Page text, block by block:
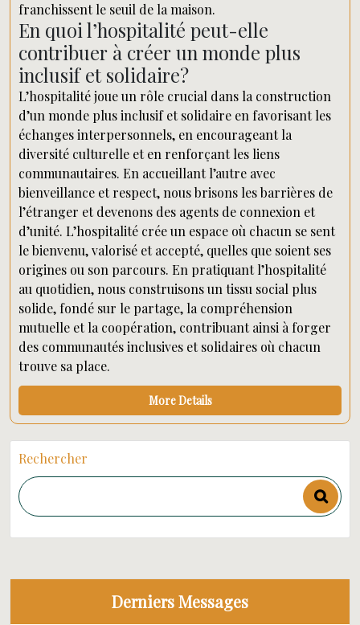
franchissent le seuil de la maison.
En quoi l’hospitalité peut-elle
contribuer à créer un monde plus
inclusif et solidaire?
L’hospitalité joue un rôle crucial dans la construction
d’un monde plus inclusif et solidaire en favorisant les
échanges interpersonnels, en encourageant la
diversité culturelle et en renforçant les liens
communautaires. En accueillant l’autre avec
bienveillance et respect, nous brisons les barrières de
l’étranger et devenons des agents de connexion et
d’unité. L’hospitalité crée un espace où chacun se sent
le bienvenu, valorisé et accepté, quelles que soient ses
origines ou son parcours. En pratiquant l’hospitalité
au quotidien, nous construisons un tissu social plus
solide, fondé sur le partage, la compréhension
mutuelle et la coopération, contribuant ainsi à forger
des communautés inclusives et solidaires où chacun
trouve sa place.
More Details
Rechercher
Derniers Messages